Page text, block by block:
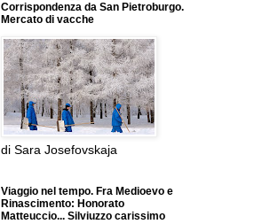
Corrispondenza da San Pietroburgo.
Mercato di vacche
di Sara Josefovskaja
Viaggio nel tempo. Fra Medioevo e
Rinascimento: Honorato
Matteuccio... Silviuzzo carissimo